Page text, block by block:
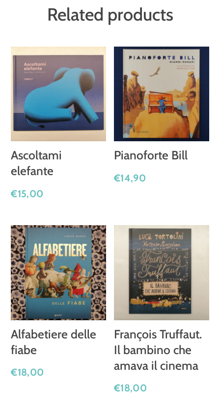
Related products
Ascoltami
elefante
€15,00
Pianoforte Bill
€14,90
Alfabetiere delle
fiabe
€18,00
François Truffaut.
Il bambino che
amava il cinema
€18,00